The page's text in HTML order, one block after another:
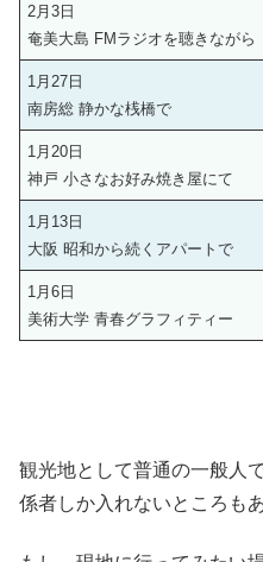
2月3日
奄美大島 FMラジオを聴きながら
1月27日
南房総 静かな桟橋で
1月20日
神戸 小さなお好み焼き屋にて
1月13日
大阪 昭和から続くアパートで
1月6日
美術大学 青春グラフィティー
観光地として普通の一般人
係者しか入れないところも